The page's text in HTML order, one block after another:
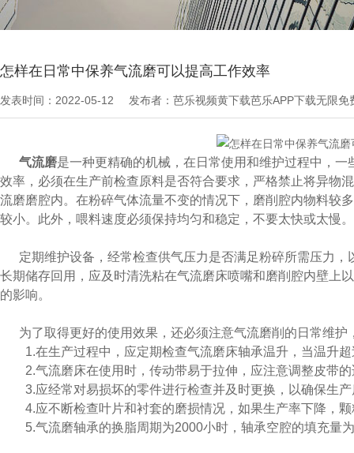
芭乐APP下载无限免费文章>技术知识
怎样在日常中保养气流磨可以提高工作效率
发表时间：2022-05-12 发布者：芭乐视频黄下载芭乐APP下载无限
气流磨是一种更精确的机械，在日常使用和维护过程中，
效率，必须在生产前检查原料是否符合要求，严格禁止将异物混
流磨磨腔内。在粉碎气体流量不变的情况下，磨削腔内物料较
较小。此外，喂料速度必须保持均匀和稳定，不要太快或太慢
定期维护设备，经常检查供气压力是否满足粉碎所需压力，
长期储存回用，应及时清洗粘在气流磨床喷嘴和磨削腔内壁上
的影响。
为了取得更好的使用效果，还必须注意气流磨削的日常维护
1.在生产过程中，应定期检查气流磨床轴承温升，当温升超过
2.气流磨床在使用时，传动带易于拉伸，应注意调整皮带的
3.应经常对易损坏的零件进行检查并及时更换，以确保生产
4.应不断检查叶片和衬套的磨损情况，如果生产率下降，颗粒变
5.气流磨轴承的换脂周期为2000小时，轴承空腔的填充量为